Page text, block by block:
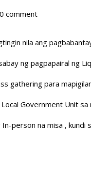
0 comment
nila ang
ng pagpapairal ng
gathering para
Government Unit
person na misa ,